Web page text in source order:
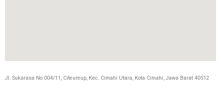
Jl. Sukarasa No.004/11, Citeureup, Kec. Cimahi Utara, Kota Cimahi, Jawa Barat 40512